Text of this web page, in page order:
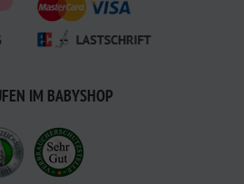
IM BABYSHOP